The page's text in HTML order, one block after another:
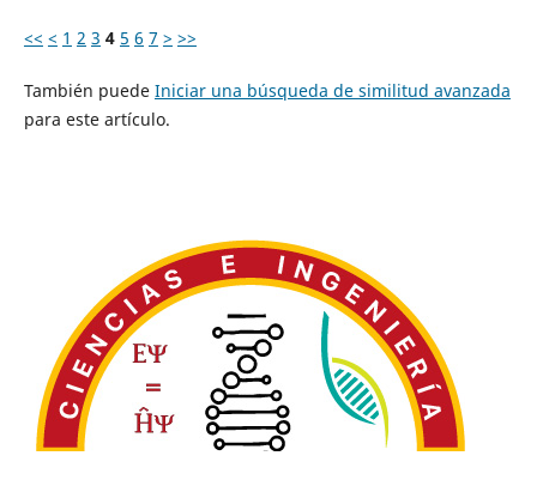
<< < 1 2 3 4 5 6 7 > >>
También puede Iniciar una búsqueda de similitud avanzada
para este artículo.